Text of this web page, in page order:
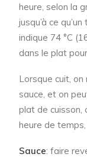
heure, selon la
jusqu’à ce
indique 74 °C
dans le plat
Lorsque cuit, on
sauce, et on
plat de cuisson,
heure de
Sauce: faire